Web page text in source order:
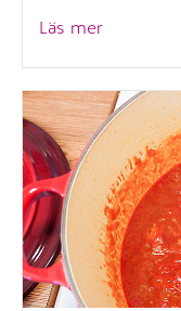
Läs mer”Chicken